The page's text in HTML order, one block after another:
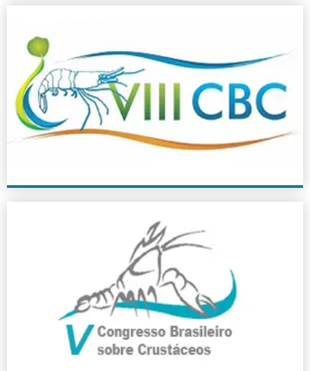
VIII CBC
2014
+ INFO
V CBC
2008
+ INFO